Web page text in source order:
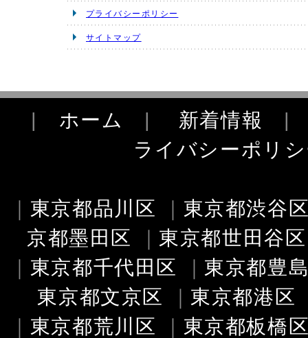
プライバシーポリシー
サイトマップ
| ホーム | 新着情報
ライバシーポリ
｜ 東京都品川区 ｜ 東京都渋谷
京都墨田区 ｜ 東京都世田谷区
｜ 東京都千代田区 ｜ 東京都豊
東京都文京区 ｜ 東京都港区
｜ 東京都荒川区 ｜ 東京都板橋